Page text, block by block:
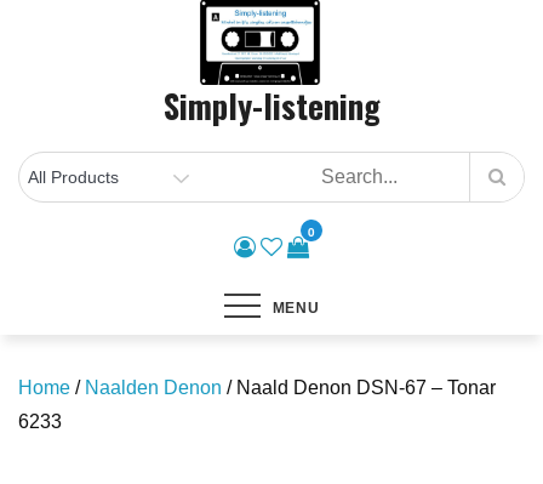
Simply-listening
0
MENU
Home / Naalden Denon / Naald Denon DSN-67 – Tonar
6233